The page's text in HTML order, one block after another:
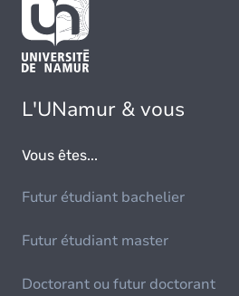
L'UNamur & vous
Vous êtes...
Futur étudiant bachelier
Futur étudiant master
Doctorant ou futur doctorant